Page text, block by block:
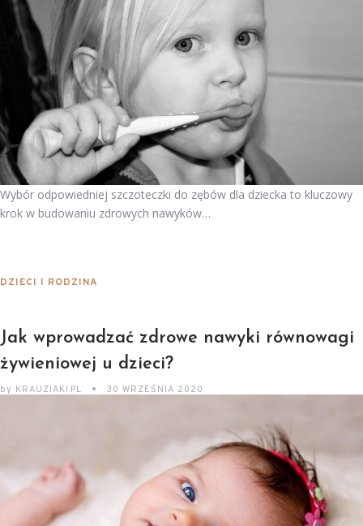
Wybór odpowiedniej szczoteczki do zębów dla dziecka to kluczowy
krok w budowaniu zdrowych nawyków…
DZIECI I RODZINA
Jak wprowadzać zdrowe nawyki równowagi
żywieniowej u dzieci?
by KRAUZIAKI.PL 30 WRZEŚNIA 2020